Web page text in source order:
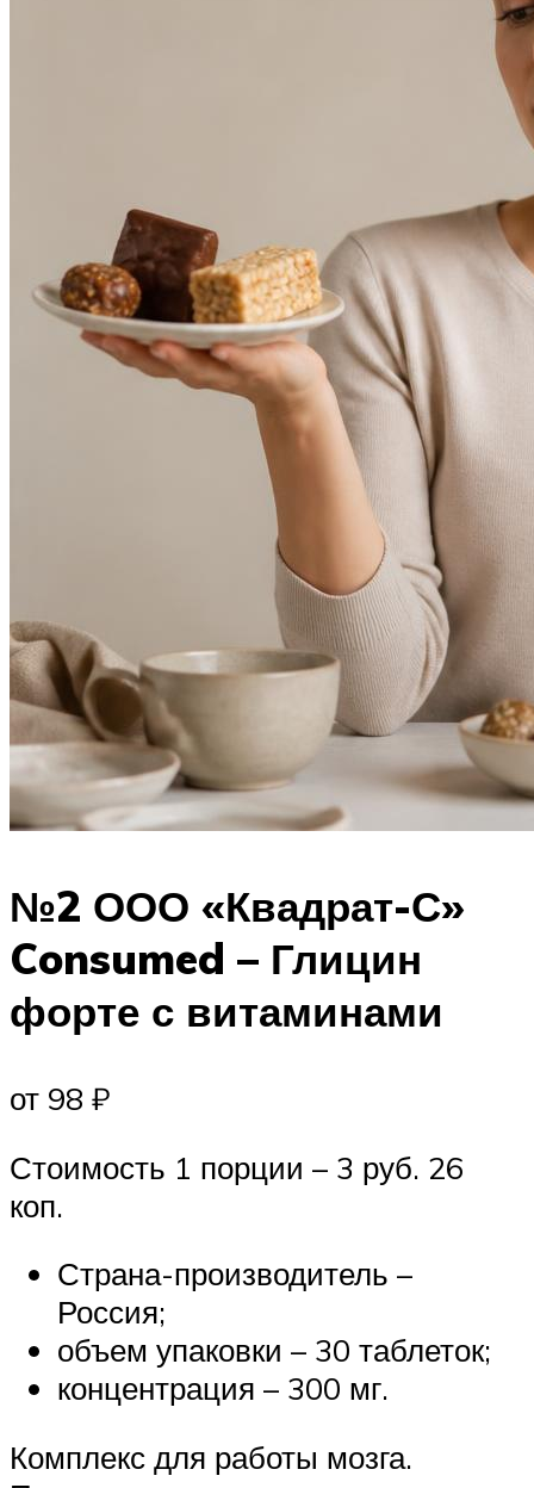
№2 ООО «Квадрат-С»
Consumed – Глицин
форте с витаминами
от 98 ₽
Стоимость 1 порции – 3 руб. 26
коп.
Страна-производитель –
Россия;
объем упаковки – 30 таблеток;
концентрация – 300 мг.
Комплекс для работы мозга.